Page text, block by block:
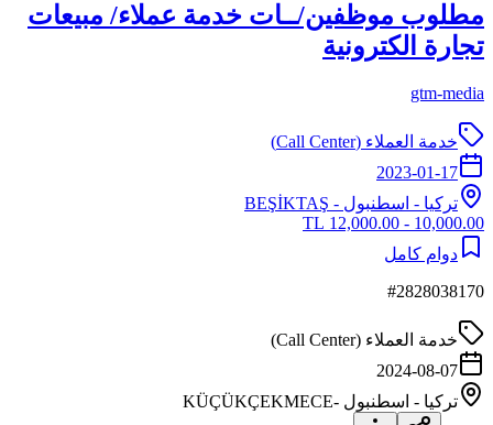
مطلوب موظفين/ــات خدمة عملاء/ مبيعات
تجارة الكترونية
gtm-media
خدمة العملاء (Call Center)
2023-01-17
تركيا - اسطنبول - BEŞİKTAŞ
10,000.00 - 12,000.00 TL
دوام كامل
#2828038170
خدمة العملاء (Call Center)
2024-08-07
تركيا - اسطنبول -KÜÇÜKÇEKMECE